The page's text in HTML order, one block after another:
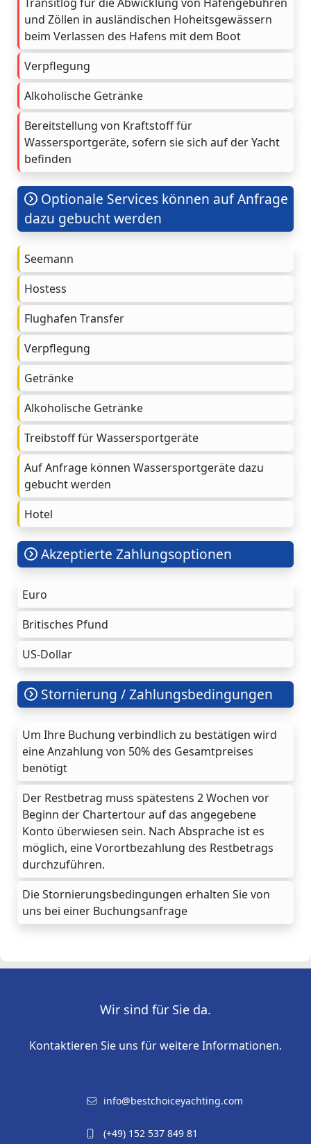
und Zöllen in ausländischen Hoheitsgewässern
beim Verlassen des Hafens mit dem Boot
Verpflegung
Alkoholische Getränke
Bereitstellung von Kraftstoff für
Wassersportgeräte, sofern sie sich auf der Yacht
befinden
Optionale Services können auf Anfrage
dazu gebucht werden
Seemann
Hostess
Flughafen Transfer
Verpflegung
Getränke
Alkoholische Getränke
Treibstoff für Wassersportgeräte
Auf Anfrage können Wassersportgeräte dazu
gebucht werden
Hotel
Akzeptierte Zahlungsoptionen
Euro
Britisches Pfund
US-Dollar
Stornierung / Zahlungsbedingungen
Um Ihre Buchung verbindlich zu bestätigen wird
eine Anzahlung von 50% des Gesamtpreises
benötigt
Der Restbetrag muss spätestens 2 Wochen vor
Beginn der Chartertour auf das angegebene
Konto überwiesen sein. Nach Absprache ist es
möglich, eine Vorortbezahlung des Restbetrags
durchzuführen.
Die Stornierungsbedingungen erhalten Sie von
uns bei einer Buchungsanfrage
Wir sind für Sie da.
Kontaktieren Sie uns für weitere Informationen.
info@bestchoiceyachting.com
(+49) 152 537 849 81